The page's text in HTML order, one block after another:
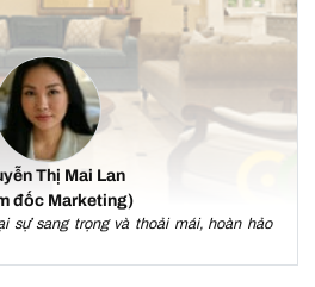
Thị Mai Lan
đốc Marketing)
sự sang trọng và thoải mái, hoàn hảo